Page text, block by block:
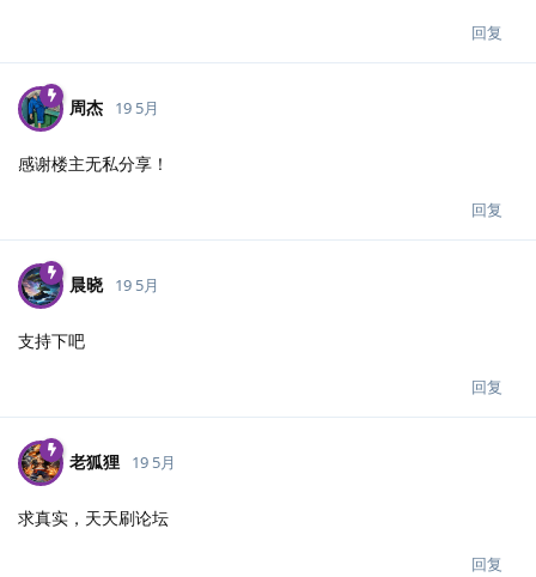
回复
周杰 19 5月
感谢楼主无私分享！
回复
晨晓 19 5月
支持下吧
回复
老狐狸 19 5月
求真实，天天刷论坛
回复